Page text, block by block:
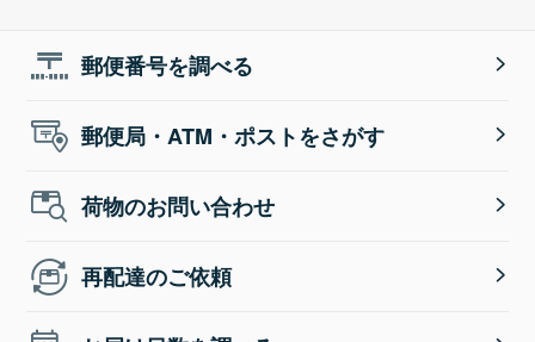
郵便番号を調べる
郵便局・ATM・ポストをさがす
荷物のお問い合わせ
再配達のご依頼